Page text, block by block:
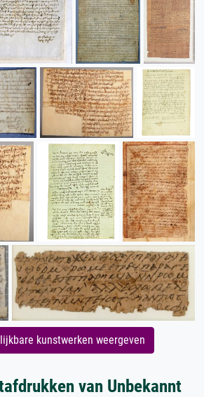
kunstwerken weergeven
van Unbekannt